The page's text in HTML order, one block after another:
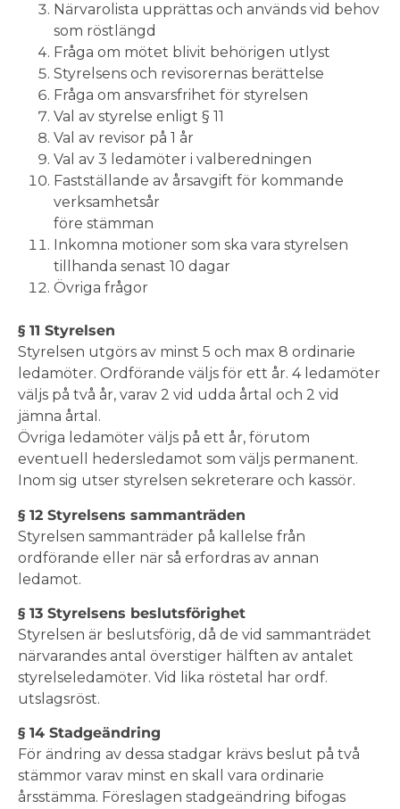
Närvarolista upprättas och används vid behov
som röstlängd
Fråga om mötet blivit behörigen utlyst
Styrelsens och revisorernas berättelse
Fråga om ansvarsfrihet för styrelsen
Val av styrelse enligt § 11
Val av revisor på 1 år
Val av 3 ledamöter i valberedningen
Fastställande av årsavgift för kommande
verksamhetsår
före stämman
Inkomna motioner som ska vara styrelsen
tillhanda senast 10 dagar
Övriga frågor
§ 11 Styrelsen
Styrelsen utgörs av minst 5 och max 8 ordinarie
ledamöter. Ordförande väljs för ett år. 4 ledamöter
väljs på två år, varav 2 vid udda årtal och 2 vid
jämna årtal.
Övriga ledamöter väljs på ett år, förutom
eventuell hedersledamot som väljs permanent.
Inom sig utser styrelsen sekreterare och kassör.
§ 12 Styrelsens sammanträden
Styrelsen sammanträder på kallelse från
ordförande eller när så erfordras av annan
ledamot.
§ 13 Styrelsens beslutsförighet
Styrelsen är beslutsförig, då de vid sammanträdet
närvarandes antal överstiger hälften av antalet
styrelseledamöter. Vid lika röstetal har ordf.
utslagsröst.
§ 14 Stadgeändring
För ändring av dessa stadgar krävs beslut på två
stämmor varav minst en skall vara ordinarie
årsstämma. Föreslagen stadgeändring bifogas